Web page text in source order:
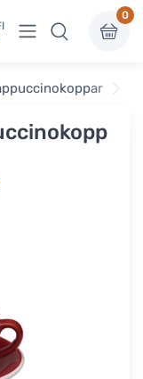
Visa undermeny
0